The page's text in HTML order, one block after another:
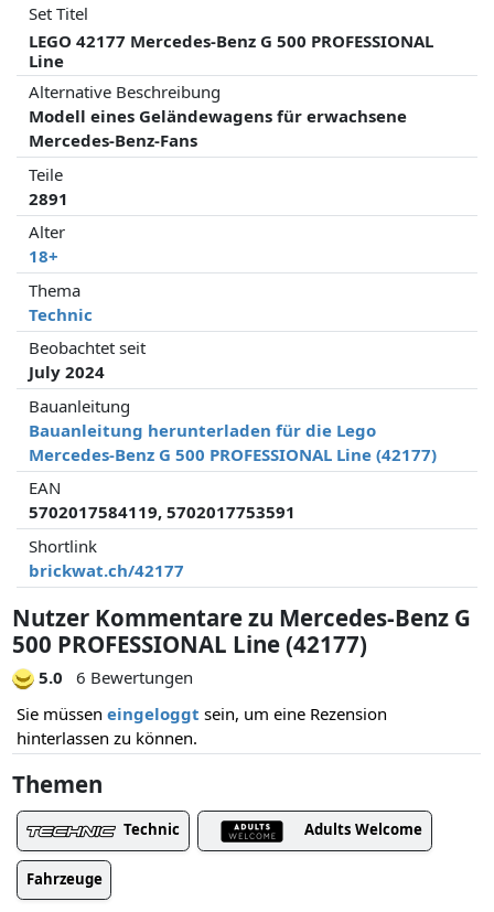
Set Titel
LEGO 42177 Mercedes-Benz G 500 PROFESSIONAL
Line
Alternative Beschreibung
Modell eines Geländewagens für erwachsene
Mercedes-Benz-Fans
Teile
2891
Alter
18+
Thema
Technic
Beobachtet seit
July 2024
Bauanleitung
Bauanleitung herunterladen für die Lego
Mercedes-Benz G 500 PROFESSIONAL Line (42177)
EAN
5702017584119, 5702017753591
Shortlink
brickwat.ch/42177
Nutzer Kommentare zu Mercedes-Benz G
500 PROFESSIONAL Line (42177)
5.0
6 Bewertungen
Sie müssen eingeloggt sein, um eine Rezension
hinterlassen zu können.
Themen
Technic Adults Welcome
Fahrzeuge